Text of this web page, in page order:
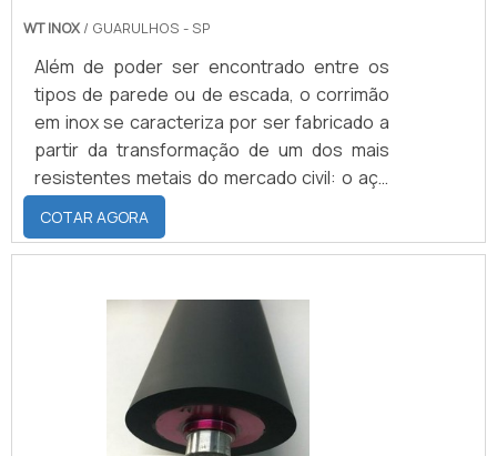
WT INOX / GUARULHOS - SP
Além de poder ser encontrado entre os
tipos de parede ou de escada, o corrimão
em inox se caracteriza por ser fabricado a
partir da transformação de um dos mais
resistentes metais do mercado civil: o aço
inoxidável. Aliás, é justamente essa
substância que faz com que o corrimão de
inox não venha a enferrujar, oxidar ou
também permite que o equipamento seja
instalado nas áreas internas ou externas
de toda e qualquer construção civil.As
vantagens da insta.
COTAR AGORA